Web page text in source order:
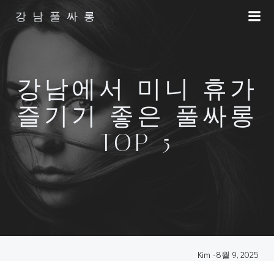
강남풀싸롱
강남에서 미니 휴가
즐기기 좋은 풀싸롱
TOP 5
Kim -8월 9, 2025